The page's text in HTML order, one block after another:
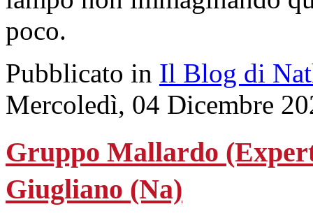
poco.
Pubblicato in Il Blog di
Mercoledì, 04 Dicembre
Gruppo Mallardo
Giugliano (Na)